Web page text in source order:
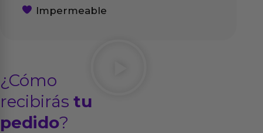
Impermeable
¿Cómo
recibirás tu
pedido?